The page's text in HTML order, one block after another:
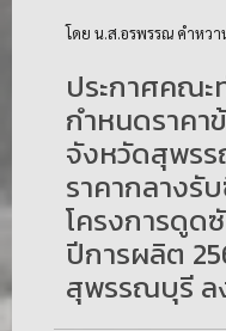
โดย น.ส.อรพรรณ คำหวา
ประกาศคณ
กำหนดราคา
จังหวัดสุพร
ราคากลางรั
โครงการดูด
ปีการผลิต
สุพรรณบุรี ล